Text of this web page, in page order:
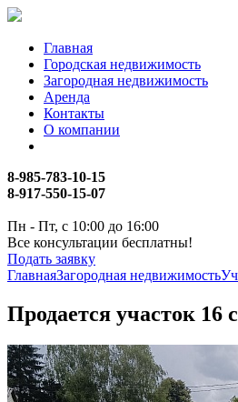
Главная
Городская недвижимость
Загородная недвижимость
Аренда
Контакты
О компании
8-985-783-10-15
8-917-550-15-07
Пн - Пт, с 10:00 до 16:00
Все консультации бесплатны!
Подать заявку
ГлавнаяЗагородная недвижимость
Продается участок 16